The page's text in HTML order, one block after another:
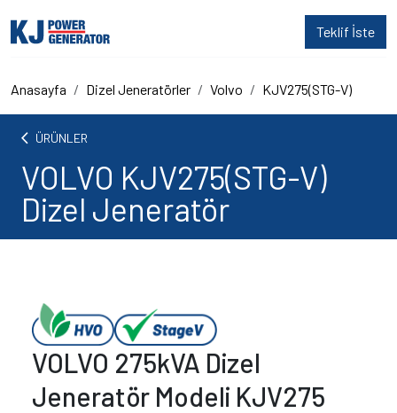
Teklif İste
Anasayfa Dizel Jeneratörler Volvo KJV275(STG-V)
arrow_back_ios ÜRÜNLER
VOLVO KJV275(STG-V)
Dizel Jeneratör
VOLVO 275kVA Dizel
Jeneratör Modeli KJV275